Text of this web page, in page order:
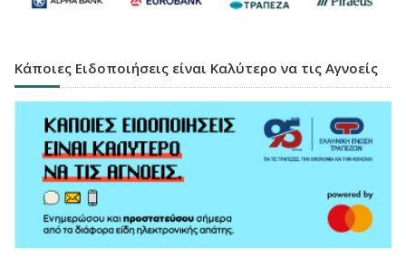
Κάποιες Ειδοποιήσεις είναι Καλύτερο να τις Αγνοείς